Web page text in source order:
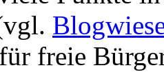
freie